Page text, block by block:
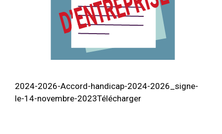
2024-2026-Accord-handicap-2024-2026_signe-
le-14-novembre-2023Télécharger